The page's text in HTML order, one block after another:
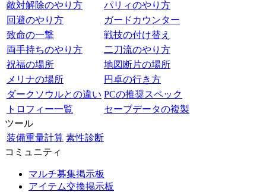
敵対解除のやり方
パリィのやり方
回避のやり方
ガードカウンター
致命の一撃
戦技の付け替え
両手持ちのやり方
二刀流のやり方
祝福の場所
地図断片の場所
メリナの場所
円卓の行き方
ダークソウルとの違い PCの推奨スペック
トロフィー一覧
セーブデータの複製
ツール
装備重量計算 素性診断
コミュニティ
マルチ募集掲示板
アイテム交換掲示板